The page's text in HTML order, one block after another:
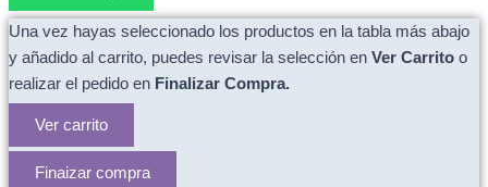
Una vez hayas seleccionado los productos en la tabla más abajo
y añadido al carrito, puedes revisar la selección en Ver Carrito o
realizar el pedido en Finalizar Compra.
Ver carrito
Finaizar compra